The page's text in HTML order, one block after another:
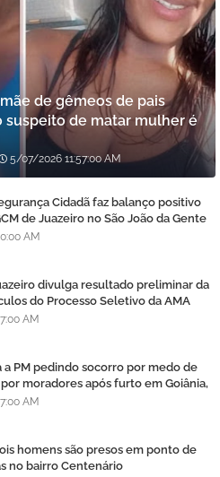
de gêmeos de pais
de matar mulher é
5/07/2026 11:57:00 AM
Cidadã faz balanço positivo
de Juazeiro no São João da Gente
AM
divulga resultado preliminar da
do Processo Seletivo da AMA
AM
a PM pedindo socorro por medo de
por moradores após furto em Goiânia,
AM
homens são presos em ponto de
no bairro Centenário